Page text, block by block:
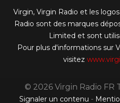
Virgin, Virgin Radio et les
Radio sont des marques
Limited et sont
Pour plus d'informations sur
visitez
© 2026 Virgin Radio FR
Signaler un contenu -